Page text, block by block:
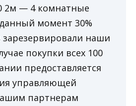
2м — 4 комнатные
момент 30%
наши
покупки всех 100
предоставляется
управляющей
партнерам